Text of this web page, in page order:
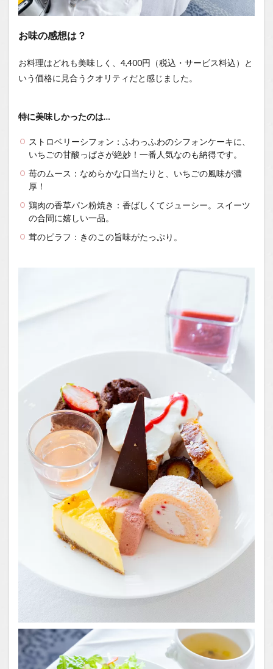
お味の感想は？
お料理はどれも美味しく、4,400円（税込・サービス料込）と
いう価格に見合うクオリティだと感じました。
特に美味しかったのは…
ストロベリーシフォン：ふわっふわのシフォンケーキに、
いちごの甘酸っぱさが絶妙！一番人気なのも納得です。
苺のムース：なめらかな口当たりと、いちごの風味が濃
厚！
鶏肉の香草パン粉焼き：香ばしくてジューシー。スイーツ
の合間に嬉しい一品。
茸のピラフ：きのこの旨味がたっぷり。